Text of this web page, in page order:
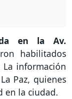
en la Av.
habilitados
información
Paz, quienes
en la ciudad.